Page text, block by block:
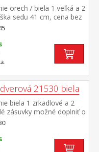
orech / biela 1 veľká a 2
sedu 41 cm, cena bez
rozmer
cm (M2, M5, M9, M12,
21530 biela
biela 1 zrkadlové a 2
zásuvky možné doplniť o